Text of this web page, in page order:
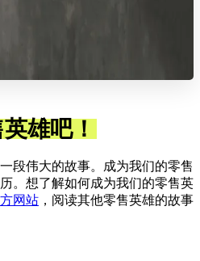
雄吧！
段伟大的故事。成为我们的零售
。想了解如何成为我们的零售英
网站 ，阅读其他零售英雄的故事